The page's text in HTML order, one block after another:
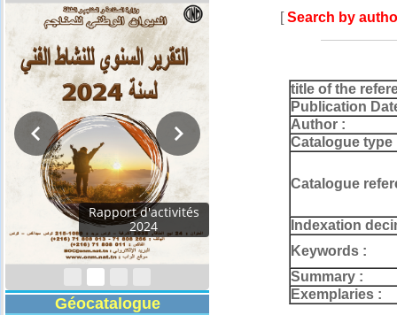
Rapport d'activités
2024
Géocatalogue
[Search by
title of the
Publication
Author :
Catalogue type
Catalogue
Indexation
Keywords :
Summary :
Exemplaries :